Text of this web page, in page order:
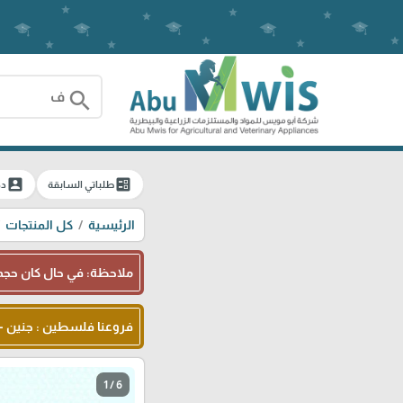
search
ballotطلباتي السابقة account_box
الرئيسية كل المنتجات
ملاحظة: في حال كان حجم
فروعنا فلسطين : جنين -
1 / 6